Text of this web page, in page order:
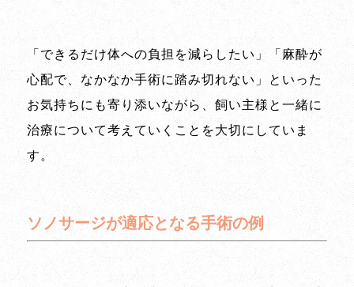
「できるだけ体への負担を減らしたい」「麻酔が
心配で、なかなか手術に踏み切れない」といった
お気持ちにも寄り添いながら、飼い主様と一緒に
治療について考えていくことを大切にしていま
す。
ソノサージが適応となる手術の例